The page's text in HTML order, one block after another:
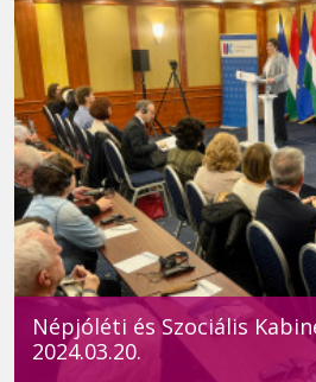
Népjóléti és Szociális
2024.03.20.